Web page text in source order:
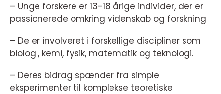
– Unge forskere er 13-18 årige individer, der er
passionerede omkring videnskab og forskning
– De er involveret i forskellige discipliner som
biologi, kemi, fysik, matematik og teknologi.
– Deres bidrag spænder fra simple
eksperimenter til komplekse teoretiske